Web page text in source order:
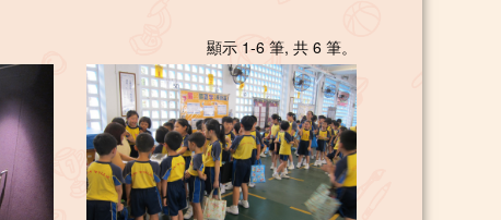
顯示 1-6 筆, 共 6 筆。